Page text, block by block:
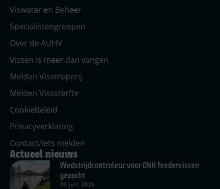
Viswater en Beheer
Specialistengroepen
Over de AUHV
Vissen is meer dan vangen
Melden Visstroperij
Melden Visssterfte
Cookiebeleid
Privacyverklaring
Contact/Iets melden
Actueel nieuws
Wedstrijdcontroleur voor ONK feedervissen
gezocht
30 juli, 2026